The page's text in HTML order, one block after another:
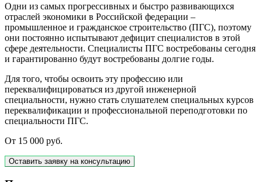
Одни из самых прогрессивных и быстро развивающихся
отраслей экономики в Российской федерации –
промышленное и гражданское строительство (ПГС), поэтому
они постоянно испытывают дефицит специалистов в этой
сфере деятельности. Специалисты ПГС востребованы сегодня
и гарантированно будут востребованы долгие годы.
Для того, чтобы освоить эту профессию или
переквалифицироваться из другой инженерной
специальности, нужно стать слушателем специальных курсов
переквалификации и профессиональной переподготовки по
специальности ПГС.
От 15 000 руб.
Оставить заявку на консультацию